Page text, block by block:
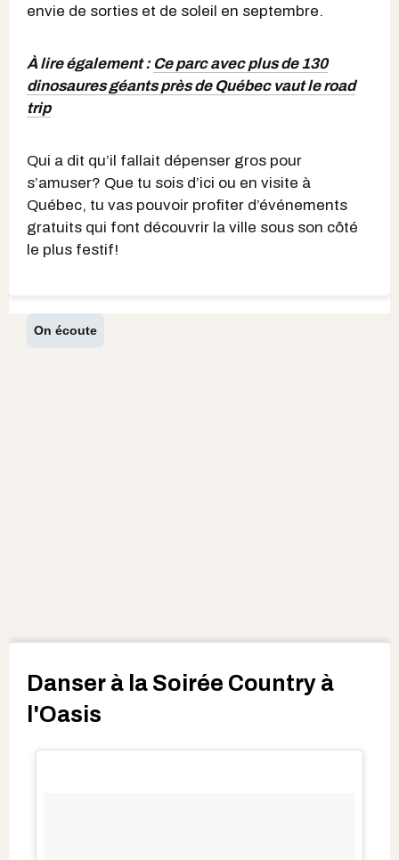
envie de sorties et de soleil en septembre.
À lire également : Ce parc avec plus de 130
dinosaures géants près de Québec vaut le road
trip
Qui a dit qu’il fallait dépenser gros pour
s’amuser? Que tu sois d’ici ou en visite à
Québec, tu vas pouvoir profiter d’événements
gratuits qui font découvrir la ville sous son côté
le plus festif!
On écoute
Danser à la Soirée Country à
l'Oasis